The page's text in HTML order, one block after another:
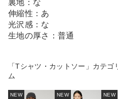
裏地：な
伸縮性：あ
光沢感：な
生地の厚さ：普通
「Tシャツ・カットソー」カテゴ
ム
NEW NEW NEW